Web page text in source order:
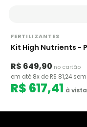
FERTILIZANTES
Kit High Nutrients -
R$ 649,90 no cartão
em até 8x de R$ 81,24
R$ 617,41 à